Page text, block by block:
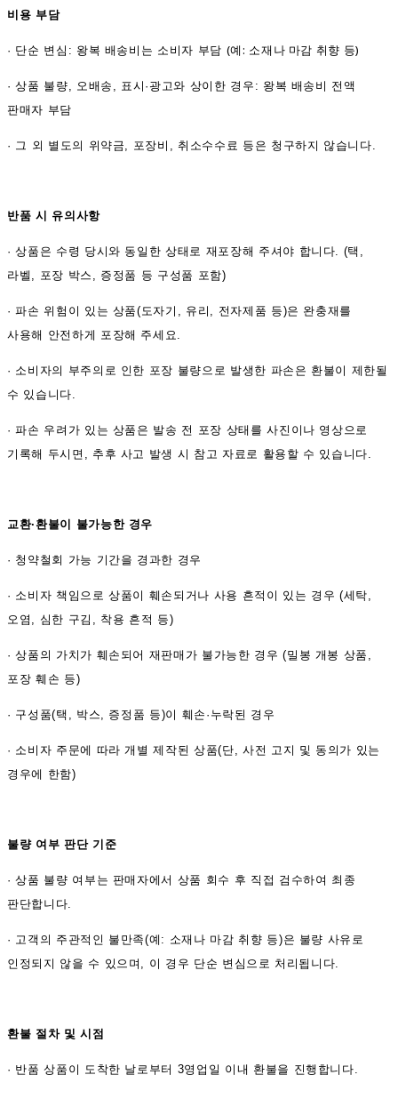
비용 부담
· 단순 변심: 왕복 배송비는 소비자 부담 (예: 소재나 마감 취향 등)
·상품 불량, 오배송, 표시·광고와 상이한 경우: 왕복 배송비 전액
판매자 부담
· 그 외 별도의 위약금, 포장비, 취소수수료 등은 청구하지 않습니다.
반품 시 유의사항
·상품은 수령 당시와 동일한 상태로 재포장해 주셔야 합니다. (택,
라벨, 포장 박스, 증정품 등 구성품 포함)
·파손 위험이 있는 상품(도자기, 유리, 전자제품 등)은 완충재를
사용해 안전하게 포장해 주세요.
· 소비자의 부주의로 인한 포장 불량으로 발생한 파손은 환불이 제한될
수 있습니다.
·파손 우려가 있는 상품은 발송 전 포장 상태를 사진이나 영상으로
기록해 두시면, 추후 사고 발생 시 참고 자료로 활용할 수 있습니다.
교환·환불이 불가능한 경우
· 청약철회 가능 기간을 경과한 경우
· 소비자 책임으로 상품이 훼손되거나 사용 흔적이 있는 경우 (세탁,
오염, 심한 구김, 착용 흔적 등)
·상품의 가치가 훼손되어 재판매가 불가능한 경우 (밀봉 개봉 상품,
포장 훼손 등)
· 구성품(택, 박스, 증정품 등)이 훼손·누락된 경우
· 소비자 주문에 따라 개별 제작된 상품(단, 사전 고지 및 동의가 있는
경우에 한함)
불량 여부 판단 기준
·상품 불량 여부는 판매자에서 상품 회수 후 직접 검수하여 최종
판단합니다.
· 고객의 주관적인 불만족(예: 소재나 마감 취향 등)은 불량 사유로
인정되지 않을 수 있으며, 이 경우 단순 변심으로 처리됩니다.
환불 절차 및 시점
· 반품 상품이 도착한 날로부터 3영업일 이내 환불을 진행합니다.